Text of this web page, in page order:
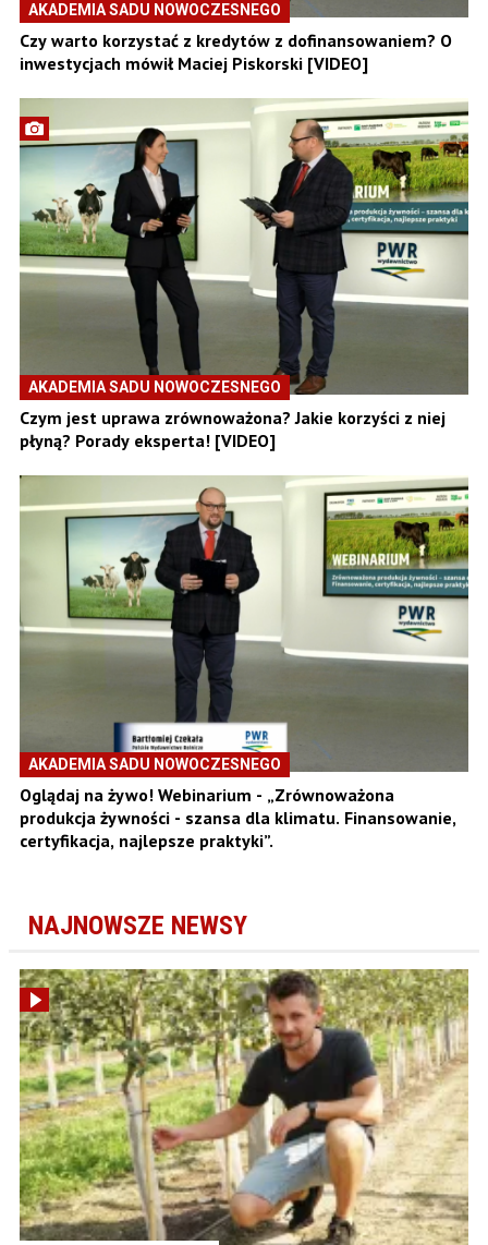
AKADEMIA SADU NOWOCZESNEGO
Czy warto korzystać z kredytów z dofinansowaniem? O
inwestycjach mówił Maciej Piskorski [VIDEO]
AKADEMIA SADU NOWOCZESNEGO
Czym jest uprawa zrównoważona? Jakie korzyści z niej
płyną? Porady eksperta! [VIDEO]
AKADEMIA SADU NOWOCZESNEGO
Oglądaj na żywo! Webinarium - „Zrównoważona
produkcja żywności - szansa dla klimatu. Finansowanie,
certyfikacja, najlepsze praktyki”.
NAJNOWSZE NEWSY